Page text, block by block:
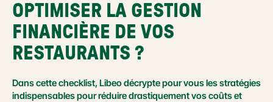
OPTIMISER LA GESTION
FINANCIÈRE DE VOS
RESTAURANTS ?
Dans cette checklist, Libeo décrypte pour vous les stratégies
indispensables pour réduire drastiquement vos coûts et